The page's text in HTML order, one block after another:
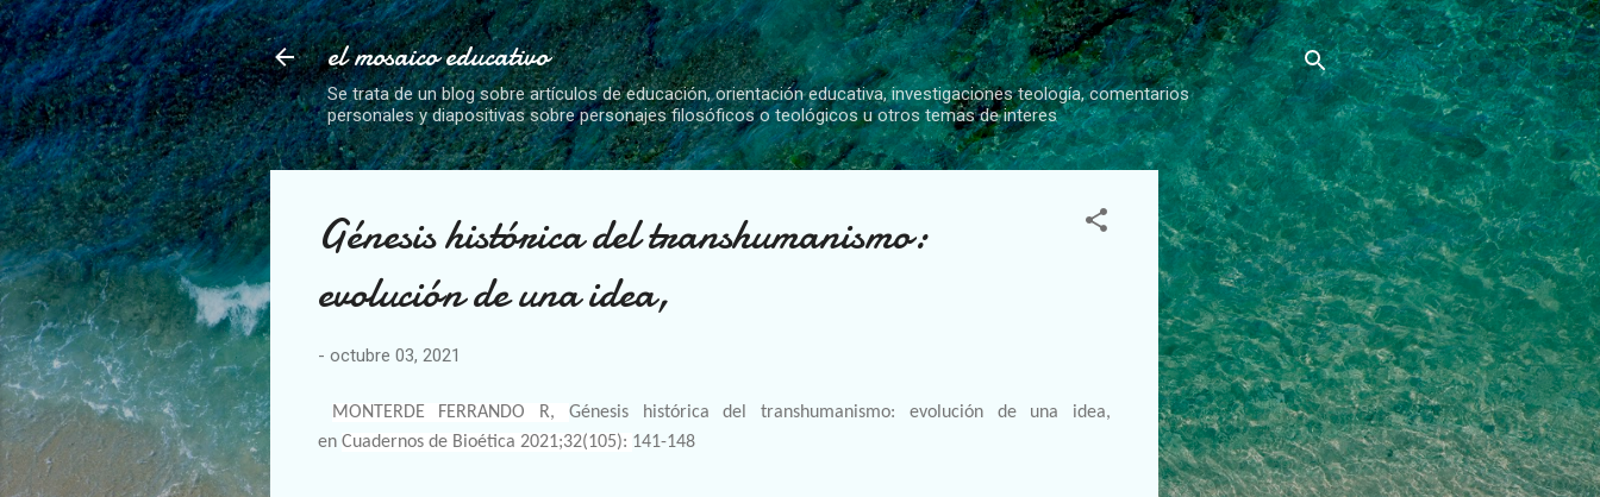
Ir al contenido principal
el mosaico educativo
Se trata de un blog sobre artículos de educación, orientación educativa, investigaciones teología, comentarios
personales y diapositivas sobre personajes filosóficos o teológicos u otros temas de interes
Génesis histórica del transhumanismo:
evolución de una idea,
- octubre 03, 2021
MONTERDE FERRANDO R, Génesis histórica del transhumanismo: evolución de una idea,
en Cuadernos de Bioética 2021;32(105): 141-148